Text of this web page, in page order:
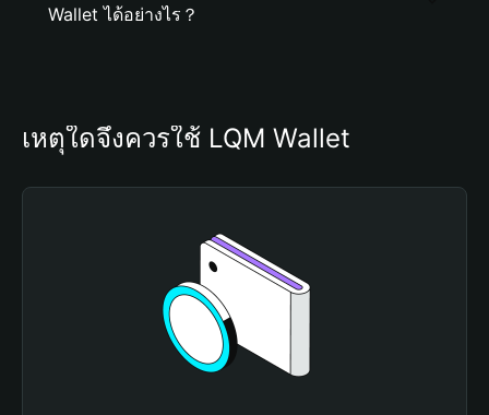
Wallet ได้อย่างไร？
เหตุใดจึงควรใช้ LQM Wallet